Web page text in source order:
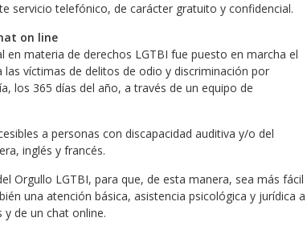
servicio telefónico, de carácter gratuito y confidencial.
on line
materia de derechos LGTBI fue puesto en marcha el
víctimas de delitos de odio y discriminación por
los 365 días del año, a través de un equipo de
a personas con discapacidad auditiva y/o del
inglés y francés.
Orgullo LGTBI, para que, de esta manera, sea más fácil
una atención básica, asistencia psicológica y jurídica a
de un chat online.